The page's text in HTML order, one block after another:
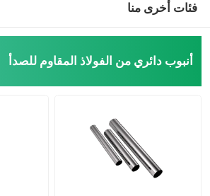
لفائف الصلب المجلفن
أنبوب فولاذي مجلفن
لفائف الصلب PPGI
فئات أخرى منا
أنبوب دائري من الفولاذ المقاوم للصدأ